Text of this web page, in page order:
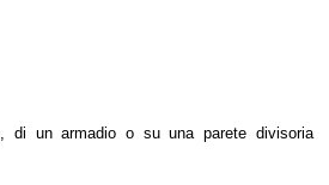
di un armadio o su una parete divisoria